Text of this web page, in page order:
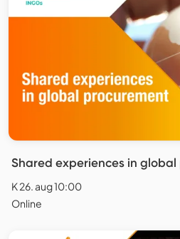
Shared experiences in
K 26. aug 10:00
Online